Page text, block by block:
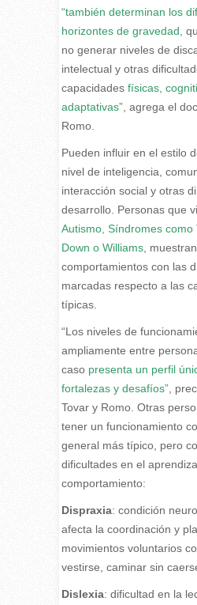
“también determinan los
horizontes de gravedad,
no generar niveles de
intelectual y otras
capacidadesfísicas,
adaptativas”, agrega el
Romo.
Pueden influir en el estilo
nivel de inteligencia,
interacción social y otras
desarrollo. Personas que
Autismo, Síndromes como
Down o Williams, muestran
comportamientos con las
marcadas respecto a las
típicas.
“Los niveles de
ampliamente entre
caso presenta un perfil
fortalezas y desafíos”,
Tovar y Romo. Otras
tener un funcionamiento
general más típico, pero
dificultades en el
comportamiento:
Dispraxia: condición
afecta la coordinación y
movimientos voluntarios
vestirse, caminar sin
Dislexia: dificultad en la